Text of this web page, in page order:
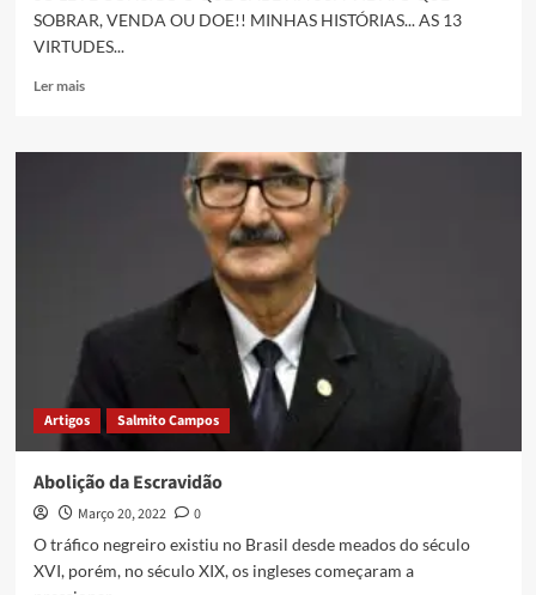
SOBRAR, VENDA OU DOE!! MINHAS HISTÓRIAS... AS 13
VIRTUDES...
Ler mais
Artigos Salmito Campos
Abolição da Escravidão
Março 20, 2022
0
O tráfico negreiro existiu no Brasil desde meados do século
XVI, porém, no século XIX, os ingleses começaram a